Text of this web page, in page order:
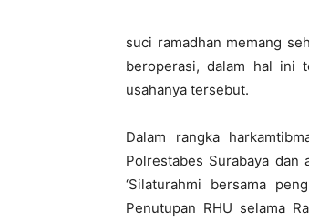
suci ramadhan memang
beroperasi, dalam hal ini
usahanya tersebut.
Dalam rangka
Polrestabes Surabaya dan
‘Silaturahmi bersama
Penutupan RHU selama